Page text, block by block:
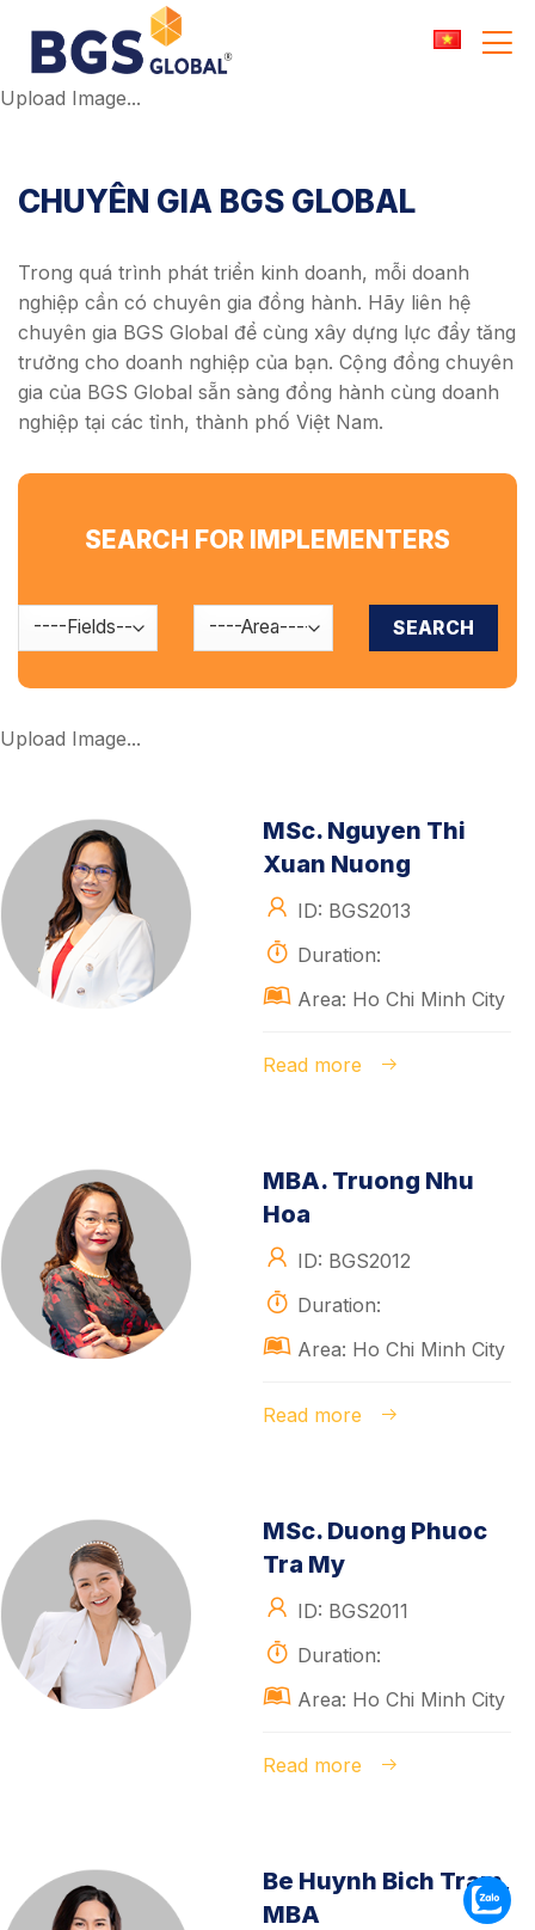
content
Upload Image...
CHUYÊN GIA BGS GLOBAL
Trong quá trình phát triển kinh doanh, mỗi doanh
nghiệp cần có chuyên gia đồng hành. Hãy liên hệ
chuyên gia BGS Global để cùng xây dựng lực đẩy tăng
trưởng cho doanh nghiệp của bạn. Cộng đồng chuyên
gia của BGS Global sẵn sàng đồng hành cùng doanh
nghiệp tại các tỉnh, thành phố Việt Nam.
SEARCH FOR IMPLEMENTERS
Upload Image...
MSc. Nguyen Thi
Xuan Nuong
ID: BGS2013
Duration:
Area: Ho Chi Minh City
Read more
MBA. Truong Nhu
Hoa
ID: BGS2012
Duration:
Area: Ho Chi Minh City
Read more
MSc. Duong Phuoc
Tra My
ID: BGS2011
Duration:
Area: Ho Chi Minh City
Read more
Be Huynh Bich Tram,
MBA